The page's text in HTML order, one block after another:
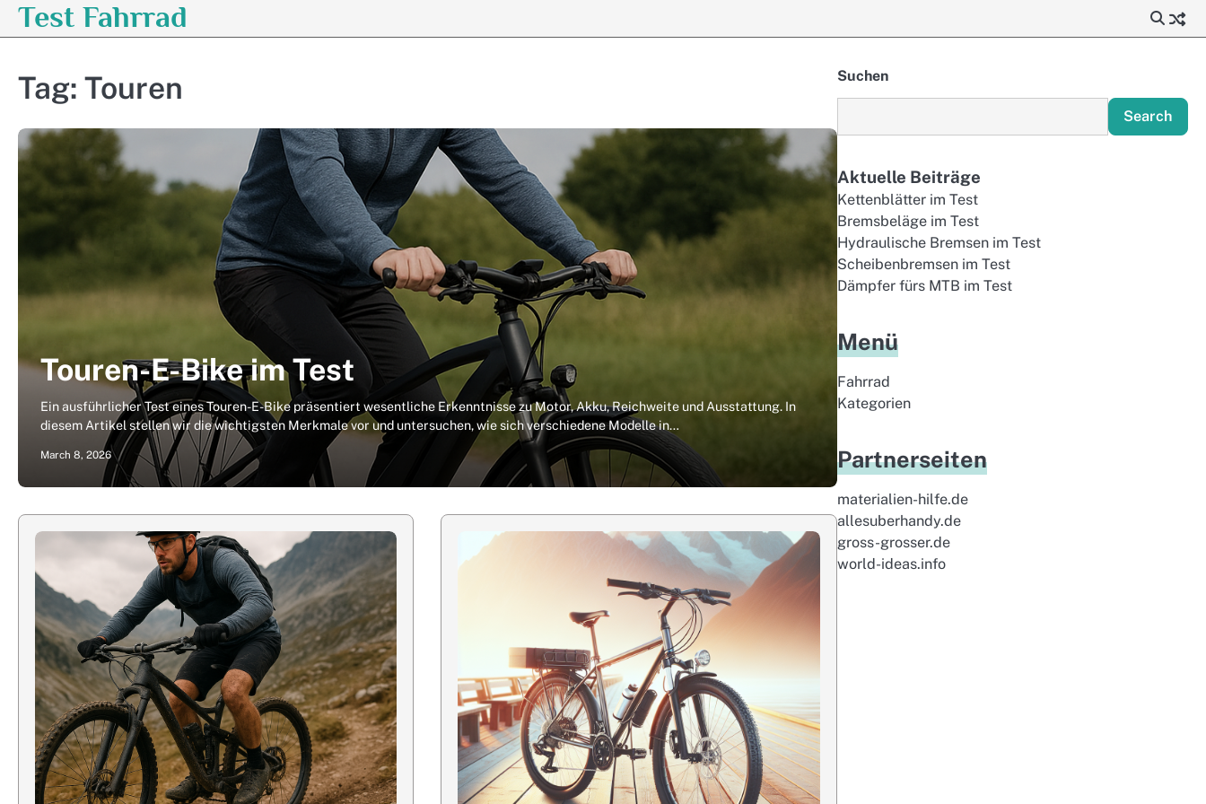
SkipTest Fahrrad
Tag: Touren
Touren-E-Bike im Test
Ein ausführlicher Test eines Touren-E-Bike präsentiert wesentliche Erkenntnisse zu Motor, Akku, Reichweite und Ausstattung. In
diesem Artikel stellen wir die wichtigsten Merkmale vor und untersuchen, wie sich verschiedene Modelle in…
March 8, 2026
Suchen
Search
Aktuelle Beiträge
Kettenblätter im Test
Bremsbeläge im Test
Hydraulische Bremsen im Test
Scheibenbremsen im Test
Dämpfer fürs MTB im Test
Menü
Fahrrad
Kategorien
Partnerseiten
materialien-hilfe.de
allesuberhandy.de
gross-grosser.de
world-ideas.info